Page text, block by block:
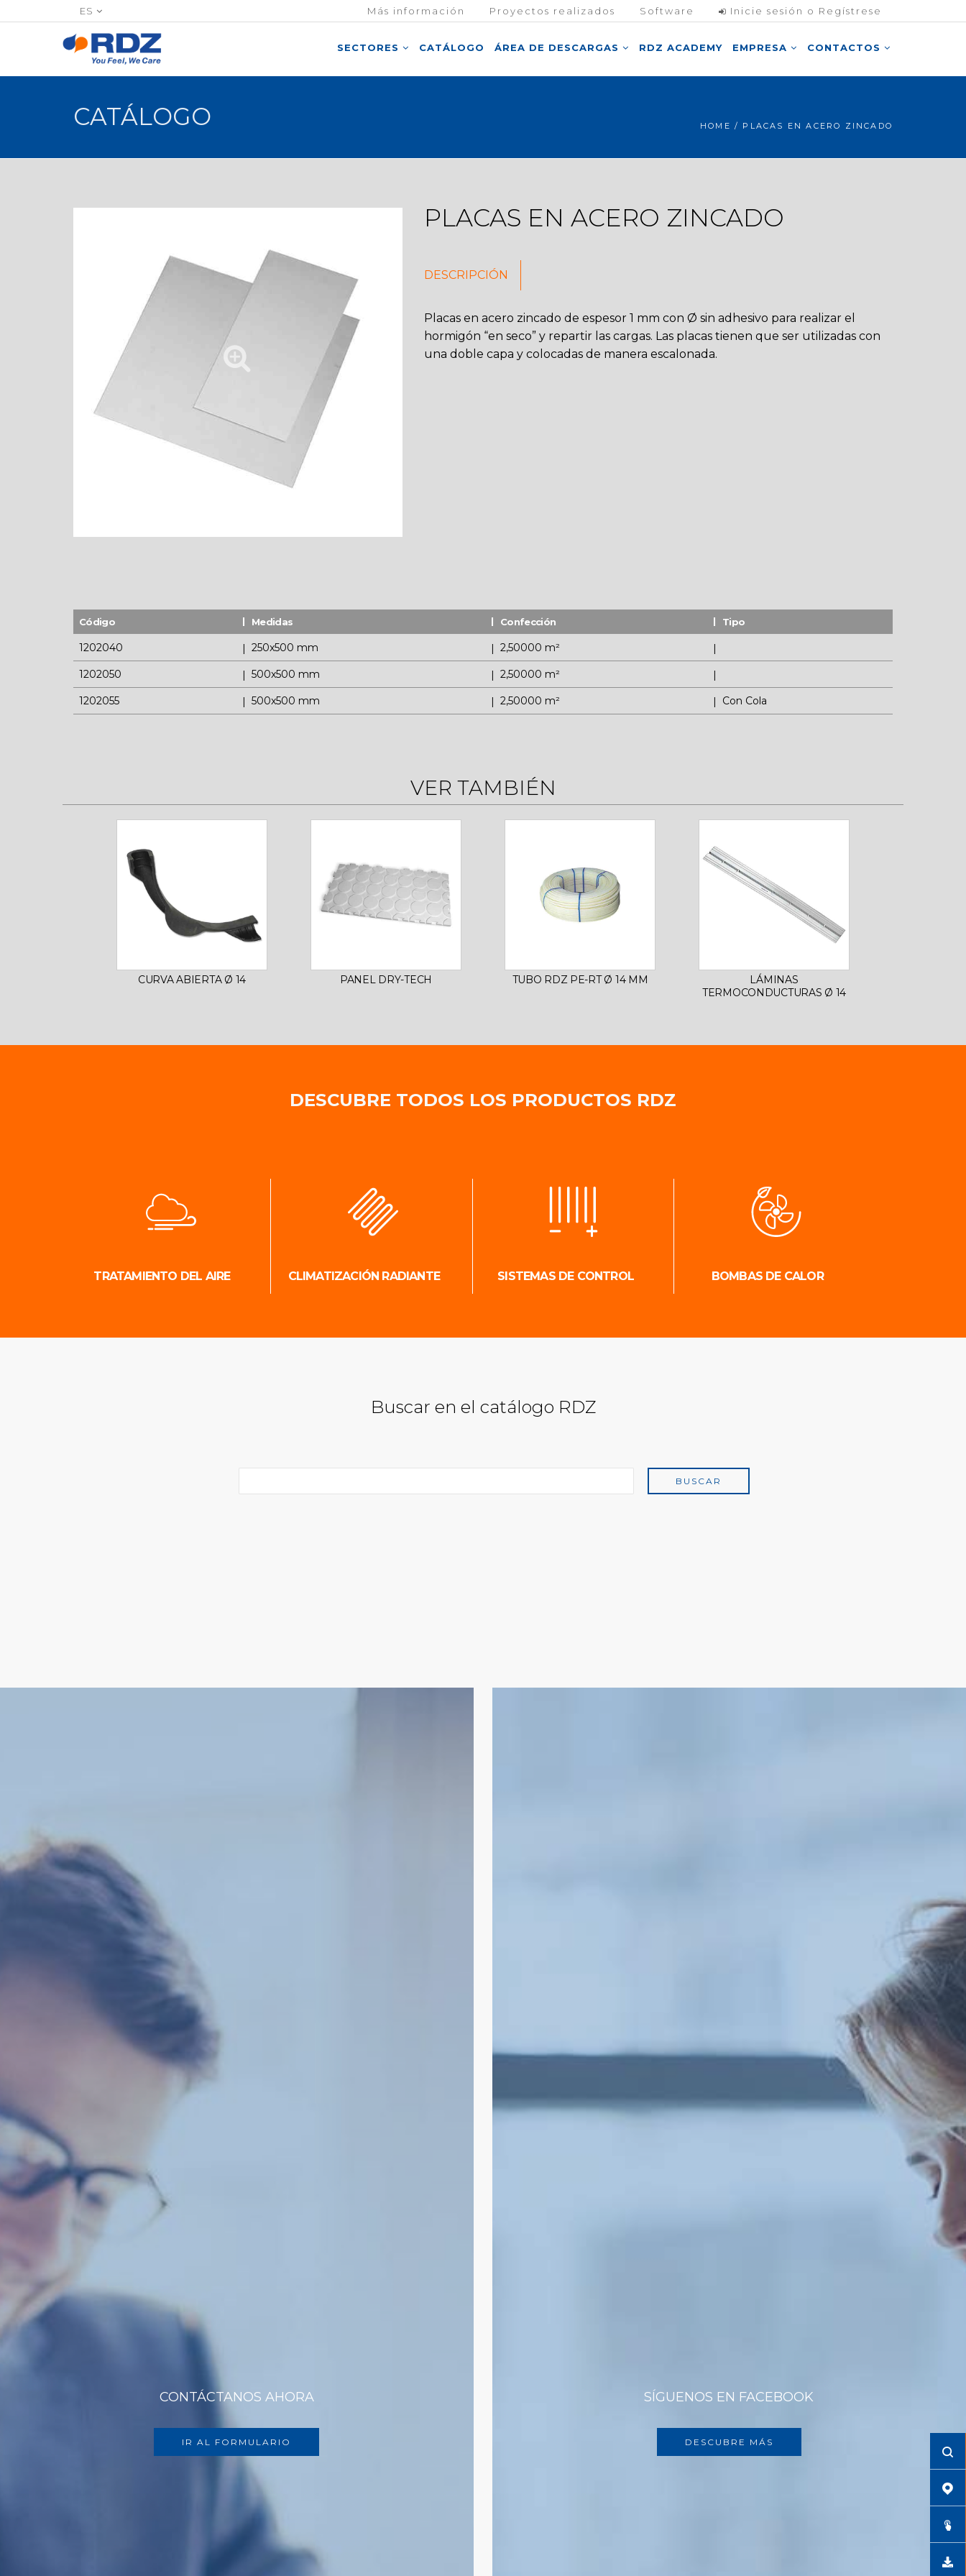
ES Más información Proyectos realizados Software Inicie sesión o Regístrese
SECTORES CATÁLOGO ÁREA DE DESCARGAS RDZ ACADEMY EMPRESA CONTACTOS
CATÁLOGO HOME / PLACAS EN ACERO ZINCADO
PLACAS EN ACERO ZINCADO
DESCRIPCIÓN
Placas en acero zincado de espesor 1 mm con Ø sin adhesivo para realizar el
hormigón “en seco” y repartir las cargas. Las placas tienen que ser utilizadas con
una doble capa y colocadas de manera escalonada.
Código Medidas Confección Tipo
1202040 250x500 mm 2,50000 m²
1202050 500x500 mm 2,50000 m²
1202055 500x500 mm 2,50000 m² Con Cola
VER TAMBIÉN
CURVA ABIERTA Ø 14 PANEL DRY-TECH TUBO RDZ PE-RT Ø 14 MM
LÁMINAS
TERMOCONDUCTURAS Ø 14
DESCUBRE TODOS LOS PRODUCTOS RDZ
TRATAMIENTO DEL AIRE CLIMATIZACIÓN RADIANTE SISTEMAS DE CONTROL BOMBAS DE CALOR
Buscar en el catálogo RDZ
CONTÁCTANOS AHORA
IR AL FORMULARIO
SÍGUENOS EN FACEBOOK
DESCUBRE MÁS